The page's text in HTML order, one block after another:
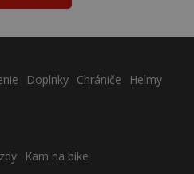
Doplnky Chrániče
Helmy
Kam na bike